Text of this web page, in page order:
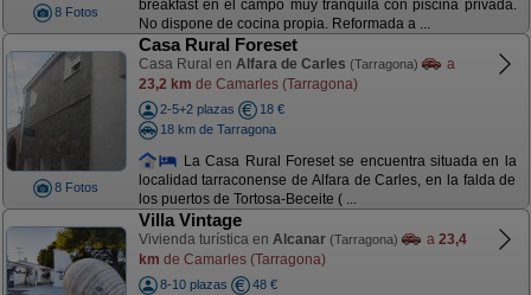
8 Fotos
breakfast en el campo muy tranquila con piscina privada.
No dispone de cocina propia. Reformada a ...
8 Fotos
Casa Rural Foreset
Casa Rural en Alfara de Carles (Tarragona)
a
23,2 km de Camarles (Tarragona)
2-5+2 plazas
18 €
18 km de Tarragona
La Casa Rural Foreset se encuentra situada en la
localidad tarraconense de Alfara de Carles, en la falda de
los puertos de Tortosa-Beceite ( ...
Villa Vintage
Vivienda turística en Alcanar (Tarragona) a 23,4
km de Camarles (Tarragona)
8-10 plazas
48 €